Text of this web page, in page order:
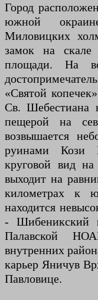
Город
южной
Миловицких
замок на
площади. На
«Святой
Св. Шебестиана
пещерой на
возвышается
руинами Кози
круговой вид на
выходит на
километрах к
находится
- Шибеникский
Палавской
внутренних
карьер Яничув
Павловице.